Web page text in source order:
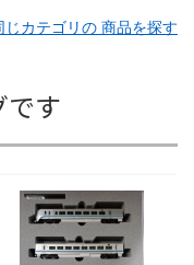
じカテゴリの 商品を探す
です